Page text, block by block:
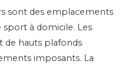
sont des emplacements
à domicile. Les
de hauts plafonds
imposants. La